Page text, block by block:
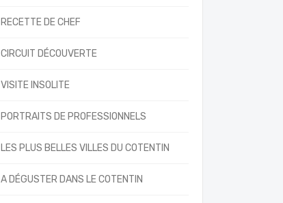
RECETTE DE CHEF
CIRCUIT DÉCOUVERTE
VISITE INSOLITE
PORTRAITS DE PROFESSIONNELS
LES PLUS BELLES VILLES DU COTENTIN
A DÉGUSTER DANS LE COTENTIN